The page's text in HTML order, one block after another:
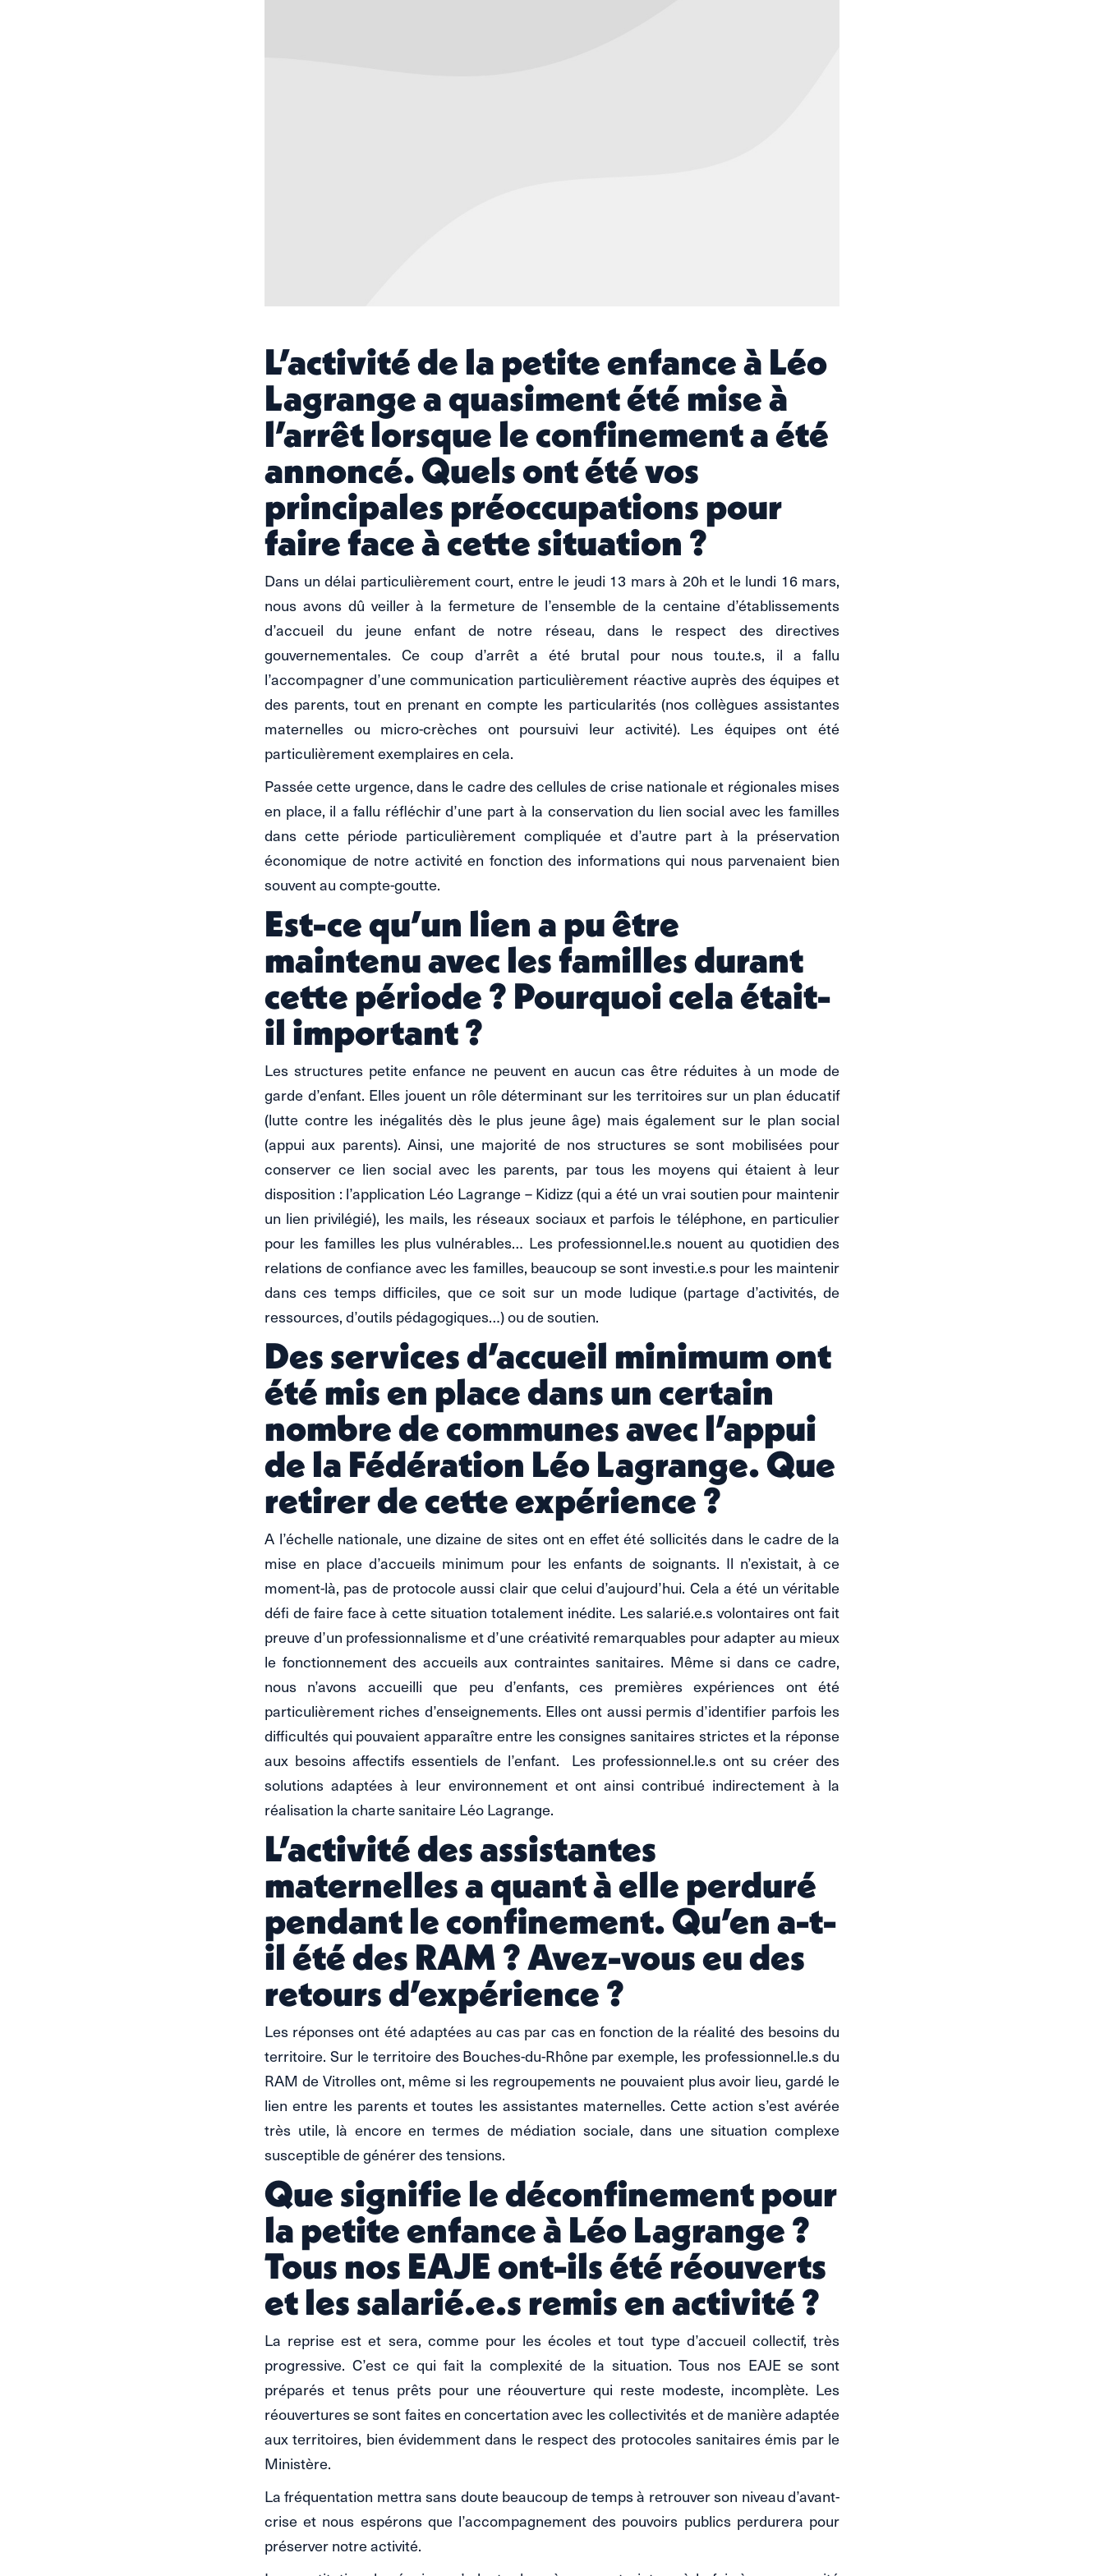
L’activité de la petite enfance à Léo
Lagrange a quasiment été mise à
l’arrêt lorsque le confinement a été
annoncé. Quels ont été vos
principales préoccupations pour
faire face à cette situation ?
Dans un délai particulièrement court, entre le jeudi 13 mars à 20h et le lundi 16 mars,
nous avons dû veiller à la fermeture de l’ensemble de la centaine d’établissements
d’accueil du jeune enfant de notre réseau, dans le respect des directives
gouvernementales. Ce coup d’arrêt a été brutal pour nous tou.te.s, il a fallu
l’accompagner d’une communication particulièrement réactive auprès des équipes et
des parents, tout en prenant en compte les particularités (nos collègues assistantes
maternelles ou micro-crèches ont poursuivi leur activité). Les équipes ont été
particulièrement exemplaires en cela.
Passée cette urgence, dans le cadre des cellules de crise nationale et régionales mises
en place, il a fallu réfléchir d’une part à la conservation du lien social avec les familles
dans cette période particulièrement compliquée et d’autre part à la préservation
économique de notre activité en fonction des informations qui nous parvenaient bien
souvent au compte-goutte.
Est-ce qu’un lien a pu être
maintenu avec les familles durant
cette période ? Pourquoi cela était-
il important ?
Les structures petite enfance ne peuvent en aucun cas être réduites à un mode de
garde d’enfant. Elles jouent un rôle déterminant sur les territoires sur un plan éducatif
(lutte contre les inégalités dès le plus jeune âge) mais également sur le plan social
(appui aux parents). Ainsi, une majorité de nos structures se sont mobilisées pour
conserver ce lien social avec les parents, par tous les moyens qui étaient à leur
disposition : l’application Léo Lagrange – Kidizz (qui a été un vrai soutien pour maintenir
un lien privilégié), les mails, les réseaux sociaux et parfois le téléphone, en particulier
pour les familles les plus vulnérables… Les professionnel.le.s nouent au quotidien des
relations de confiance avec les familles, beaucoup se sont investi.e.s pour les maintenir
dans ces temps difficiles, que ce soit sur un mode ludique (partage d’activités, de
ressources, d’outils pédagogiques…) ou de soutien.
Des services d’accueil minimum ont
été mis en place dans un certain
nombre de communes avec l’appui
de la Fédération Léo Lagrange. Que
retirer de cette expérience ?
A l’échelle nationale, une dizaine de sites ont en effet été sollicités dans le cadre de la
mise en place d’accueils minimum pour les enfants de soignants. Il n’existait, à ce
moment-là, pas de protocole aussi clair que celui d’aujourd’hui. Cela a été un véritable
défi de faire face à cette situation totalement inédite. Les salarié.e.s volontaires ont fait
preuve d’un professionnalisme et d’une créativité remarquables pour adapter au mieux
le fonctionnement des accueils aux contraintes sanitaires. Même si dans ce cadre,
nous n’avons accueilli que peu d’enfants, ces premières expériences ont été
particulièrement riches d’enseignements. Elles ont aussi permis d’identifier parfois les
difficultés qui pouvaient apparaître entre les consignes sanitaires strictes et la réponse
aux besoins affectifs essentiels de l’enfant. Les professionnel.le.s ont su créer des
solutions adaptées à leur environnement et ont ainsi contribué indirectement à la
réalisation la charte sanitaire Léo Lagrange.
L’activité des assistantes
maternelles a quant à elle perduré
pendant le confinement. Qu’en a-t-
il été des RAM ? Avez-vous eu des
retours d’expérience ?
Les réponses ont été adaptées au cas par cas en fonction de la réalité des besoins du
territoire. Sur le territoire des Bouches-du-Rhône par exemple, les professionnel.le.s du
RAM de Vitrolles ont, même si les regroupements ne pouvaient plus avoir lieu, gardé le
lien entre les parents et toutes les assistantes maternelles. Cette action s’est avérée
très utile, là encore en termes de médiation sociale, dans une situation complexe
susceptible de générer des tensions.
Que signifie le déconfinement pour
la petite enfance à Léo Lagrange ?
Tous nos EAJE ont-ils été réouverts
et les salarié.e.s remis en activité ?
La reprise est et sera, comme pour les écoles et tout type d’accueil collectif, très
progressive. C’est ce qui fait la complexité de la situation. Tous nos EAJE se sont
préparés et tenus prêts pour une réouverture qui reste modeste, incomplète. Les
réouvertures se sont faites en concertation avec les collectivités et de manière adaptée
aux territoires, bien évidemment dans le respect des protocoles sanitaires émis par le
Ministère.
La fréquentation mettra sans doute beaucoup de temps à retrouver son niveau d’avant-
crise et nous espérons que l’accompagnement des pouvoirs publics perdurera pour
préserver notre activité.